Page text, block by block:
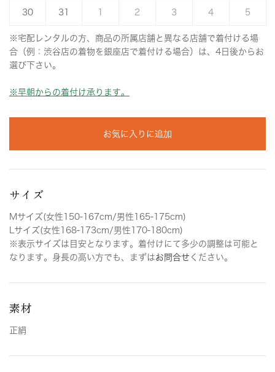
30 31 2 3 4 5
※宅配レンタルの方、商品の所属店舗と異なる店舗で着付ける場
合（例：渋谷店の着物を銀座店で着付ける場合）は、4日後からお
選び下さい。
※早朝からの着付け承ります。
お気に入りに追加
サイズ
Mサイズ(女性150-167cm/男性165-175cm)
Lサイズ(女性168-173cm/男性170-180cm)
※表示サイズは目安となります。着付けにて多少の調整は可能と
なります。身長の高い方でも、まずはお問合せ ください。
素材
正絹